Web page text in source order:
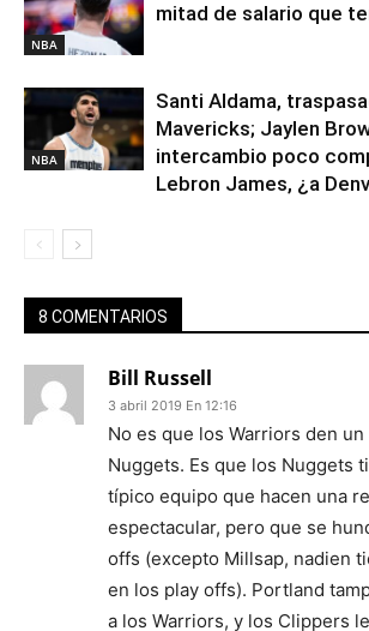
NBA
mitad de salario que
NBA
Santi Aldama,
Mavericks; Jaylen
intercambio poco
Lebron James, ¿a
8 COMENTARIOS
Bill Russell
3 abril 2019 En 12:16
No es que los Warriors den un
Nuggets. Es que los Nuggets
típico equipo que hacen una
espectacular, pero que se
offs (excepto Millsap, nadien
en los play offs). Portland
a los Warriors, y los Clippers